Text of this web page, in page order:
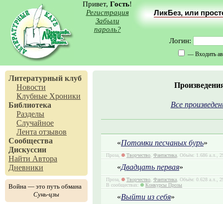
Привет, Гость!
Регистрация
Забыли
пароль?
ЛикБез, или
Логин:
— Входить
Литературный клуб
Новости
Клубные Хроники
Библиотека
Разделы
Случайное
Лента отзывов
Сообщества
Дискуссии
Найти Автора
Дневники
Война — это путь обмана
Сунь-цзы
Все
«Потомки песчаных бурь»
Проза, Творчество, Фантастика, Объём: 1.686 а.л.,
«Двадцать первая»
Проза, Творчество, Фантастика, Объём: 0.628 а.л.,
В сообществах:
Конкурсы Прозы
«Выйти из себя»